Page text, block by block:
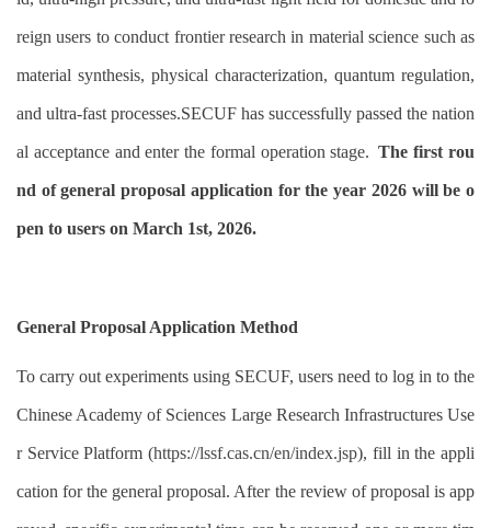
reign users to conduct frontier research in material science such as
material synthesis, physical characterization, quantum regulation,
and ultra-fast processes.SECUF has successfully passed the nation
al acceptance and enter the formal operation stage.The first rou
nd of general proposal application for the year 2026 will be o
pen to users on March 1st, 2026.
General Proposal Application Method
To carry out experiments using SECUF, users need to log in to the
Chinese Academy of Sciences Large Research Infrastructures Use
r Service Platform (https://lssf.cas.cn/en/index.jsp), fill in the appli
cation for the general proposal. After the review of proposal is app